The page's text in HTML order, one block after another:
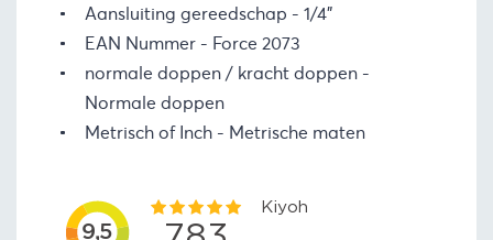
Aansluiting gereedschap
1/4"
EAN Nummer
Force 2073
normale doppen / kracht doppen
Normale doppen
Metrisch of Inch
Metrische maten